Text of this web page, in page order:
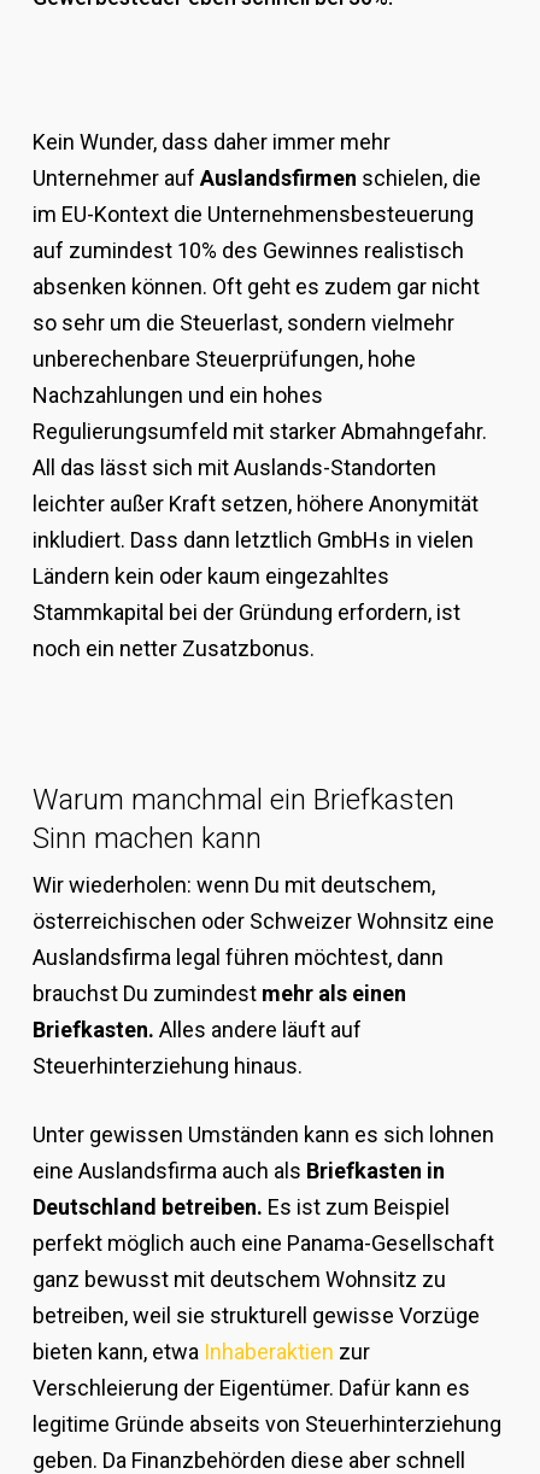
Kein Wunder, dass daher immer mehr
Unternehmer auf Auslandsfirmen schielen, die
im EU-Kontext die Unternehmensbesteuerung
auf zumindest 10% des Gewinnes realistisch
absenken können. Oft geht es zudem gar nicht
so sehr um die Steuerlast, sondern vielmehr
unberechenbare Steuerprüfungen, hohe
Nachzahlungen und ein hohes
Regulierungsumfeld mit starker Abmahngefahr.
All das lässt sich mit Auslands-Standorten
leichter außer Kraft setzen, höhere Anonymität
inkludiert. Dass dann letztlich GmbHs in vielen
Ländern kein oder kaum eingezahltes
Stammkapital bei der Gründung erfordern, ist
noch ein netter Zusatzbonus.
Warum manchmal ein Briefkasten
Sinn machen kann
Wir wiederholen: wenn Du mit deutschem,
österreichischen oder Schweizer Wohnsitz eine
Auslandsfirma legal führen möchtest, dann
brauchst Du zumindest mehr als einen
Briefkasten. Alles andere läuft auf
Steuerhinterziehung hinaus.
Unter gewissen Umständen kann es sich lohnen
eine Auslandsfirma auch als Briefkasten in
Deutschland betreiben. Es ist zum Beispiel
perfekt möglich auch eine Panama-Gesellschaft
ganz bewusst mit deutschem Wohnsitz zu
betreiben, weil sie strukturell gewisse Vorzüge
bieten kann, etwa Inhaberaktien zur
Verschleierung der Eigentümer. Dafür kann es
legitime Gründe abseits von Steuerhinterziehung
geben. Da Finanzbehörden diese aber schnell